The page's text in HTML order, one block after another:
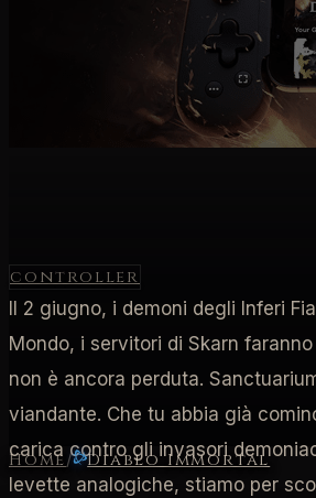
Home/ Diablo Immortal
controller
Il 2 giugno, i demoni degli Inferi
Mondo, i servitori di Skarn
non è ancora perduta.
viandante. Che tu abbia già
carica contro gli invasori
levette analogiche, stiamo per